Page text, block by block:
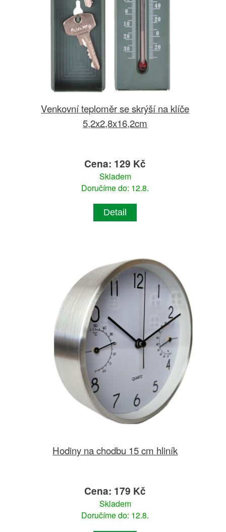
Venkovní teploměr se skrýší na klíče
5,2x2,8x16,2cm
Cena: 129 Kč
Skladem
Doručíme do: 12.8.
Detail
Hodiny na chodbu 15 cm hliník
Cena: 179 Kč
Skladem
Doručíme do: 12.8.